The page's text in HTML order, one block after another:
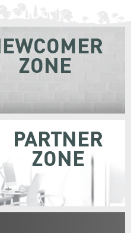
ZONE
PARTNER
ZONE